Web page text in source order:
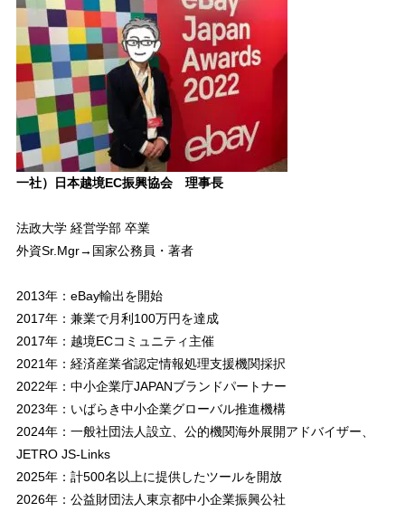
一社）日本越境EC振興協会 理事長
法政大学 経営学部 卒業
外資Sr.Mgr→国家公務員・著者
2013年：eBay輸出を開始
2017年：兼業で月利100万円を達成
2017年：越境ECコミュニティ主催
2021年：経済産業省認定情報処理支援機関採択
2022年：中小企業庁JAPANブランドパートナー
2023年：いばらき中小企業グローバル推進機構
2024年：一般社団法人設立、公的機関海外展開アドバイザー、
JETRO JS-Links
2025年：計500名以上に提供したツールを開放
2026年：公益財団法人東京都中小企業振興公社